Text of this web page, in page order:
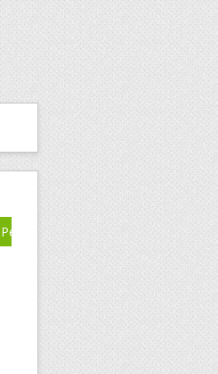
Pesquisar